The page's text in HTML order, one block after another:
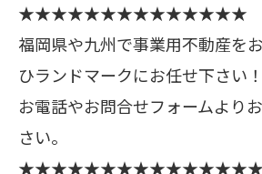
★★★★★★★★★★★★★★
福岡県や九州で事業用不動産を
ひランドマークにお任せ下さい！
お電話やお問合せフォームより
さい。